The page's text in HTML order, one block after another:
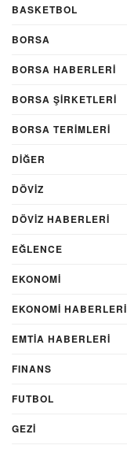
BASKETBOL
BORSA
BORSA HABERLERI
BORSA ŞIRKETLERI
BORSA TERIMLERI
DIĞER
DÖVİZ
DÖVIZ HABERLERI
EĞLENCE
EKONOMİ
EKONOMI HABERLERI
EMTIA HABERLERI
FINANS
FUTBOL
GEZI